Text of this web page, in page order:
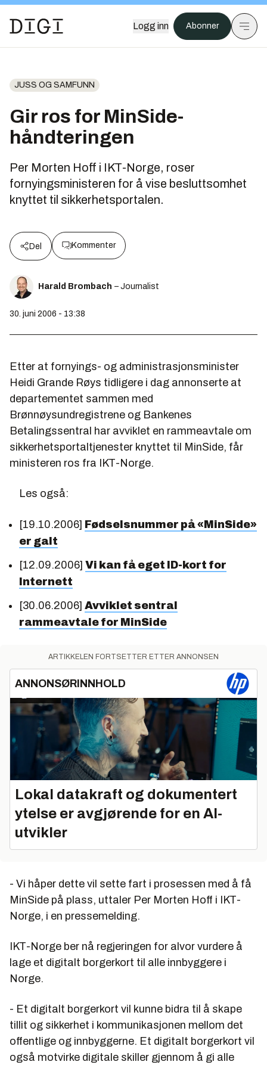
Logg inn Abonner
JUSS OG SAMFUNN
Gir ros for MinSide-
håndteringen
Per Morten Hoff i IKT-Norge, roser
fornyingsministeren for å vise besluttsomhet
knyttet til sikkerhetsportalen.
Del Kommenter
Harald Brombach – Journalist
30. juni 2006 - 13:38
Etter at fornyings- og administrasjonsminister
Heidi Grande Røys tidligere i dag annonserte at
departementet sammen med
Brønnøysundregistrene og Bankenes
Betalingssentral har avviklet en rammeavtale om
sikkerhetsportaltjenester knyttet til MinSide, får
ministeren ros fra IKT-Norge.
Les også:
[19.10.2006] Fødselsnummer på «MinSide»
er galt
[12.09.2006] Vi kan få eget ID-kort for
Internett
[30.06.2006] Avviklet sentral
rammeavtale for MinSide
ARTIKKELEN FORTSETTER ETTER ANNONSEN
ANNONSØRINNHOLD
Lokal datakraft og dokumentert
ytelse er avgjørende for en AI-
utvikler
- Vi håper dette vil sette fart i prosessen med å få
MinSide på plass, uttaler Per Morten Hoff i IKT-
Norge, i en pressemelding.
IKT-Norge ber nå regjeringen for alvor vurdere å
lage et digitalt borgerkort til alle innbyggere i
Norge.
- Et digitalt borgerkort vil kunne bidra til å skape
tillit og sikkerhet i kommunikasjonen mellom det
offentlige og innbyggerne. Et digitalt borgerkort vil
også motvirke digitale skiller gjennom å gi alle